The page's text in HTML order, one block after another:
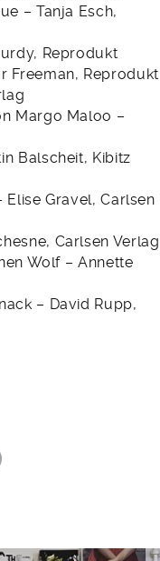
– Tanja Esch,
Reprodukt
Freeman, Reprodukt
Margo Maloo –
Balscheit, Kibitz
Elise Gravel, Carlsen
Carlsen Verlag
Wolf – Annette
– David Rupp,